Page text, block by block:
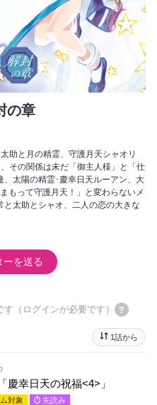
の章
助と月の精霊、守護月天シャオリ
その関係は未だ「御主人様」と「仕
太陽の精霊･慶幸日天ルーアン、大
もって守護月天！」と変わらないメ
太助とシャオ、二人の恋の大きな
ーを送る
す（ログインが必要です）
1話から
慶幸日天の祝福<4>」
対象
先読み